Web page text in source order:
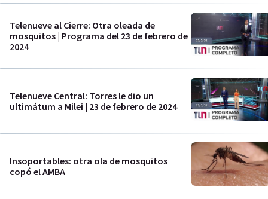
Telenueve al Cierre: Otra oleada de
mosquitos | Programa del 23 de febrero de
2024
Telenueve Central: Torres le dio un
ultimátum a Milei | 23 de febrero de 2024
Insoportables: otra ola de mosquitos
copó el AMBA